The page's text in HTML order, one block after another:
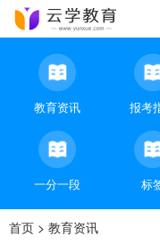
教育资讯 报考
一分一段 标
首页 > 教育资讯